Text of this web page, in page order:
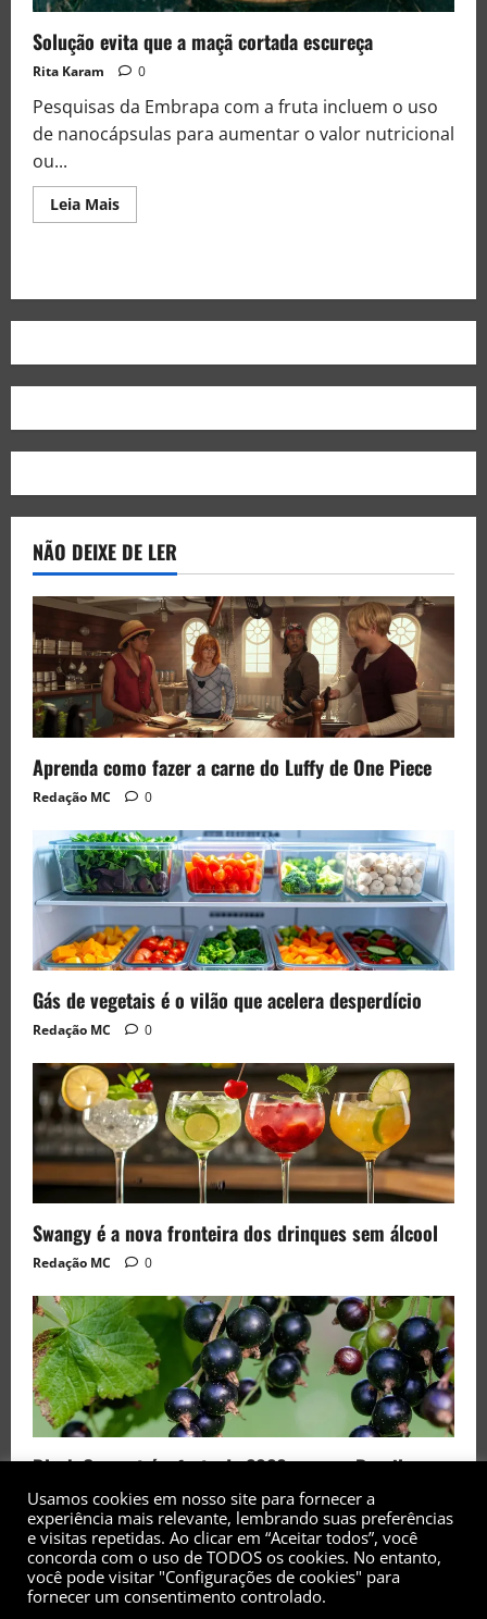
Solução evita que a maçã cortada escureça
Rita Karam 0
Pesquisas da Embrapa com a fruta incluem o uso
de nanocápsulas para aumentar o valor nutricional
ou...
Leia Mais
NÃO DEIXE DE LER
Aprenda como fazer a carne do Luffy de One Piece
Redação MC 0
Gás de vegetais é o vilão que acelera desperdício
Redação MC 0
Swangy é a nova fronteira dos drinques sem álcool
Redação MC 0
Black Currant é a fruta de 2026 rara no Brasil
Redação MC 0
Usamos cookies em nosso site para fornecer a
experiência mais relevante, lembrando suas preferências
e visitas repetidas. Ao clicar em “Aceitar todos”, você
concorda com o uso de TODOS os cookies. No entanto,
você pode visitar "Configurações de cookies" para
fornecer um consentimento controlado.